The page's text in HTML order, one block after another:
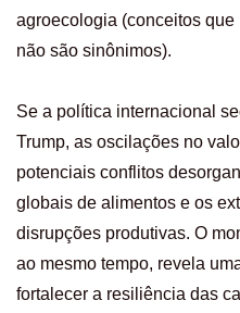
agroecologia (conceitos
não são sinônimos).
Se a política internacional
Trump, as oscilações no
potenciais conflitos
globais de alimentos e os
disrupções produtivas. O
ao mesmo tempo, revela
fortalecer a resiliência das